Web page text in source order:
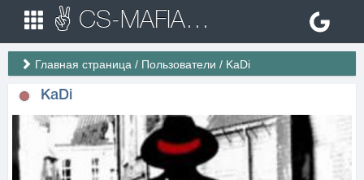
✌ CS-MAFIA.RU ✌ Игровые сервера Counter Strike 1.6
Главная страница / Пользователи / KaDi
KaDi